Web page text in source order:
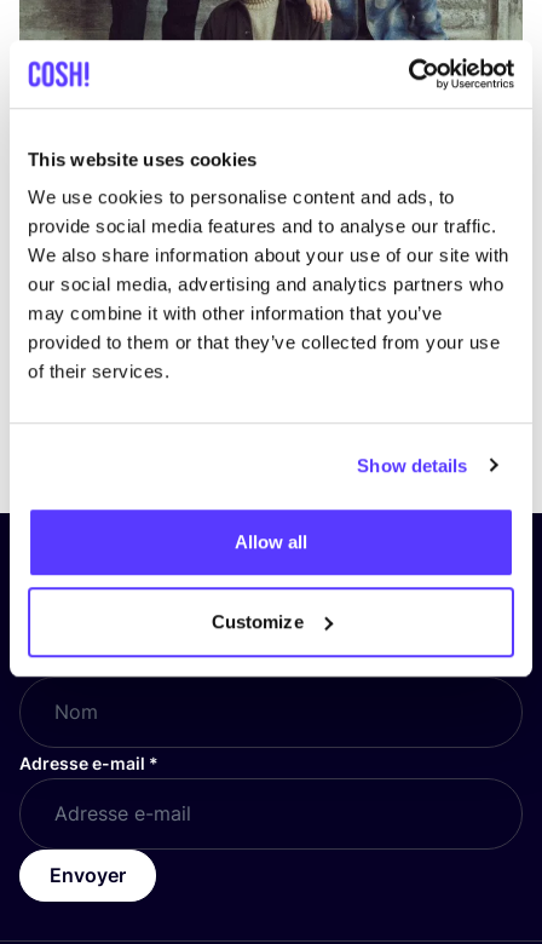
This website uses cookies
We use cookies to personalise content and ads, to
provide social media features and to analyse our traffic.
We also share information about your use of our site with
our social media, advertising and analytics partners who
may combine it with other information that you’ve
provided to them or that they’ve collected from your use
of their services.
Show details
Allow all
Customize
Inscrivez-vous à notre lettre
d’information et restez informé !
Nom*
Adresse e-mail *
Envoyer